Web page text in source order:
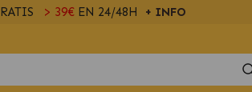
> 39€EN 24/48H + INFO